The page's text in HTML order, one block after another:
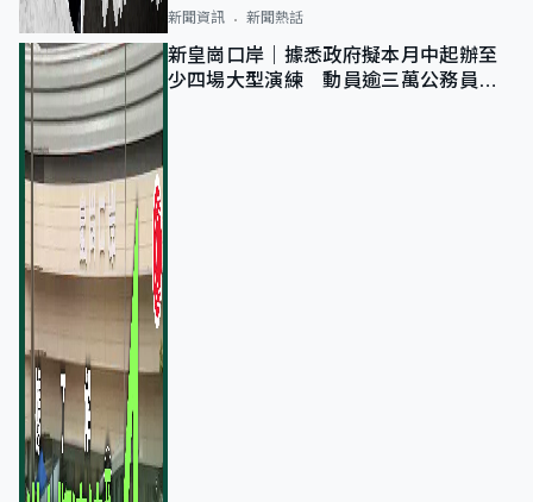
新聞資訊 新聞熱話
新皇崗口岸｜據悉政府擬本月中起辦至
少四場大型演練 動員逾三萬公務員人